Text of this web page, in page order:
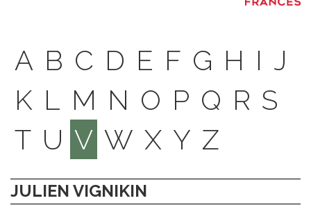
A B C D E F G H I J
K L M N O P Q R S
T U V W X Y Z
JULIEN VIGNIKIN